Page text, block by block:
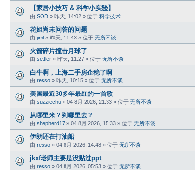
【家居小技巧 & 科学小实验】
由 SOD » 昨天, 14:02 » 位于 科学技术
花姐尚未问答的问题
由 jiml » 昨天, 11:43 » 位于 无所不谈
火箭碎片撞击月球了
由 settler » 昨天, 11:27 » 位于 无所不谈
白牛啊，上海二手房企稳了啊
由 resso » 昨天, 10:15 » 位于 无所不谈
美国最近30多年最红的一首歌
由 suzziechu » 04 8月 2026, 21:33 » 位于 无所不谈
从哪里来？到哪里去？
由 shepherd17 » 04 8月 2026, 15:33 » 位于 无所不谈
伊朗还在打油船
由 resso » 04 8月 2026, 14:48 » 位于 无所不谈
jkxf老师主要是没贴过ppt
由 resso » 04 8月 2026, 05:53 » 位于 无所不谈